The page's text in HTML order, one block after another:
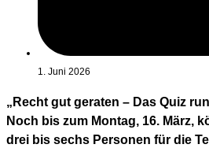
1. Juni 2026
„Recht gut geraten – Das Quiz
Noch bis zum Montag, 16. März,
drei bis sechs Personen für die